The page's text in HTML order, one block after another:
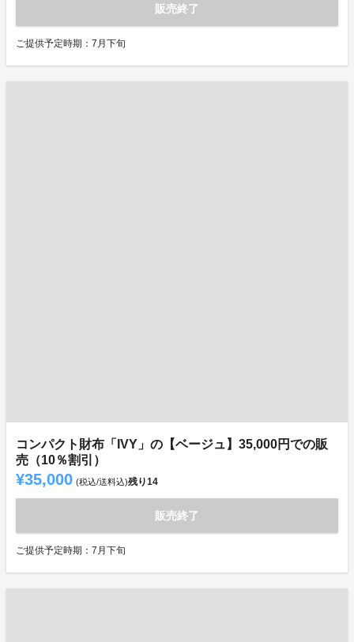
販売終了
ご提供予定時期：7月下旬
コンパクト財布「IVY」の【ベージュ】35,000円での販
売（10％割引）
¥35,000 (税込/送料込)残り14
販売終了
ご提供予定時期：7月下旬